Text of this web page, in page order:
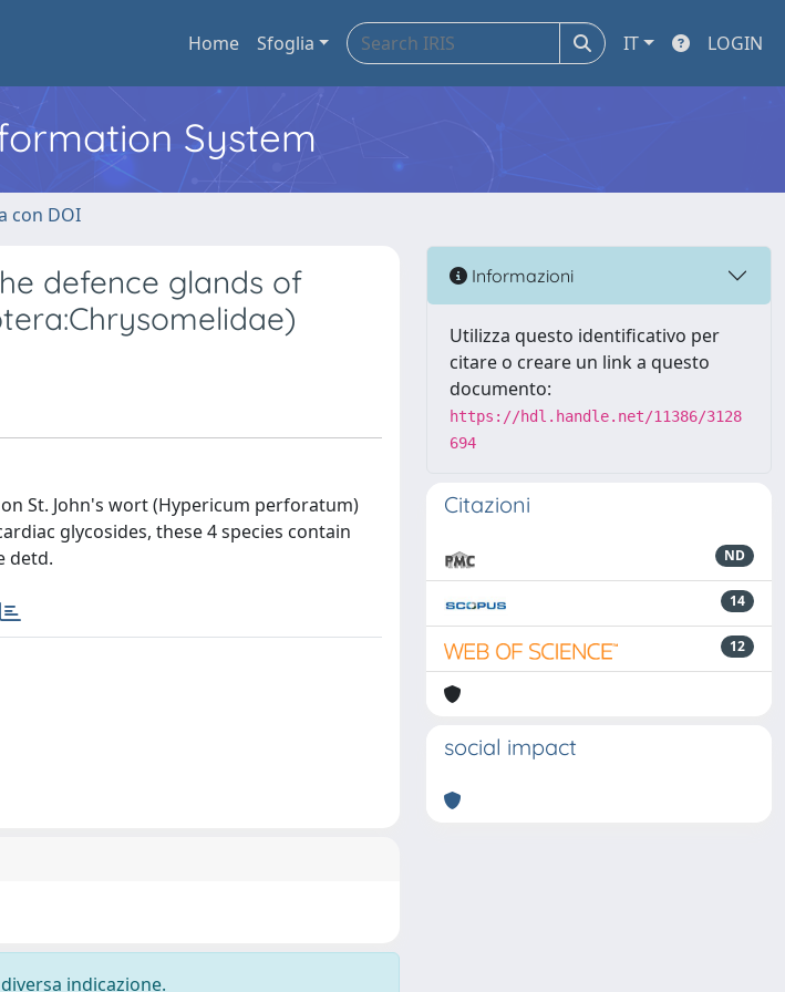
Home Sfoglia IT LOGIN
System
con DOI
defence glands of
St. John's wort (Hypericum perforatum)
glycosides, these 4 species contain
detd.
indicazione.
Informazioni
Utilizza questo identificativo per
citare o creare un link a questo
documento:
https://hdl.handle.net/11386/3128
694
Citazioni
ND
14
12
social impact